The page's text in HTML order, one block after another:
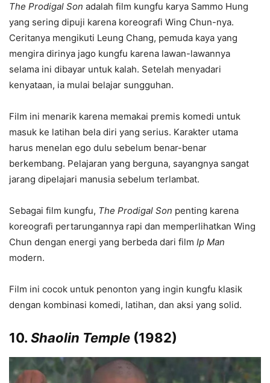
The Prodigal Son adalah film kungfu karya Sammo Hung
yang sering dipuji karena koreografi Wing Chun-nya.
Ceritanya mengikuti Leung Chang, pemuda kaya yang
mengira dirinya jago kungfu karena lawan-lawannya
selama ini dibayar untuk kalah. Setelah menyadari
kenyataan, ia mulai belajar sungguhan.
Film ini menarik karena memakai premis komedi untuk
masuk ke latihan bela diri yang serius. Karakter utama
harus menelan ego dulu sebelum benar-benar
berkembang. Pelajaran yang berguna, sayangnya sangat
jarang dipelajari manusia sebelum terlambat.
Sebagai film kungfu, The Prodigal Son penting karena
koreografi pertarungannya rapi dan memperlihatkan Wing
Chun dengan energi yang berbeda dari film Ip Man
modern.
Film ini cocok untuk penonton yang ingin kungfu klasik
dengan kombinasi komedi, latihan, dan aksi yang solid.
10. Shaolin Temple (1982)